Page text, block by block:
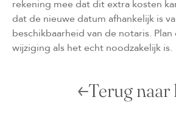
rekening mee dat dit extra kosten
dat de nieuwe datum afhankelijk is
beschikbaarheid van de notaris.
wijziging als het echt noodzakelijk is.
Terug